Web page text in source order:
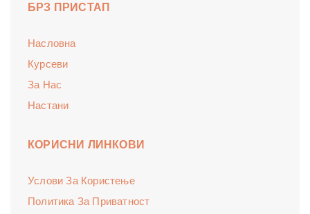
БРЗ ПРИСТАП
Насловна
Курсеви
За Нас
Настани
КОРИСНИ ЛИНКОВИ
Услови За Користење
Политика За Приватност